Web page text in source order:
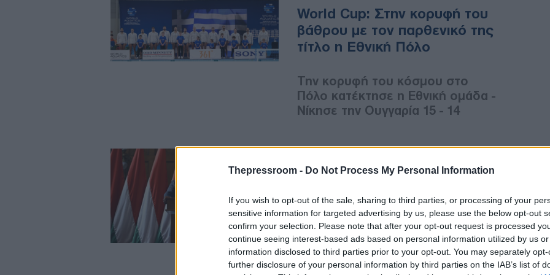
Thepressroom - Do Not Process My Personal Information
If you wish to opt-out of the sale, sharing to third parties, or processing of your
sensitive information for targeted advertising by us, please use the below opt-out
confirm your selection. Please note that after your opt-out request is processed
continue seeing interest-based ads based on personal information utilized by us
information disclosed to third parties prior to your opt-out. You may separately
further disclosure of your personal information by third parties on the IAB’s list of
World Cup: Στην κορυφή του
βάθρου με τον παρθενικό της
τίτλο η Εθνική Πόλο
Την κορυφή του κόσμου στο
Πόλο κατέκτησε η Εθνική ομάδα -
Νίκησε την Ουγγαρία 15 - 14
23/07/2026 - 15:37
Έρευνα στην Ουγγαρία για
δάνειο 1 δισ. ευρώ προς τη
Βόρεια Μακεδονία
Η ουγγρική κυβέρνηση ξεκίνησε